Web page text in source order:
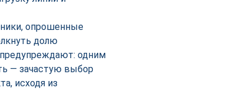
опрошенные
долю
одним
— зачастую выбор
исходя из